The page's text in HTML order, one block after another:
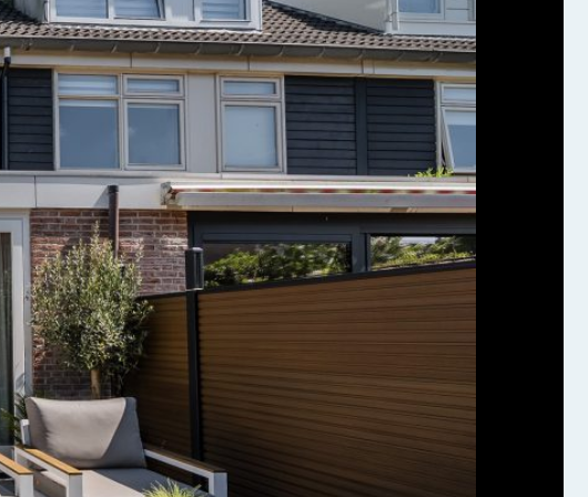
Voor
belangrijke
je ook met de